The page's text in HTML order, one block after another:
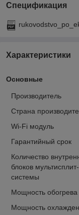
Спецификация
Характеристики
Основные
Производитель
Страна
Wi-Fi модуль
Гарантийный срок
Количество
блоков мультисплит-
системы
Мощность обогрева
Мощность